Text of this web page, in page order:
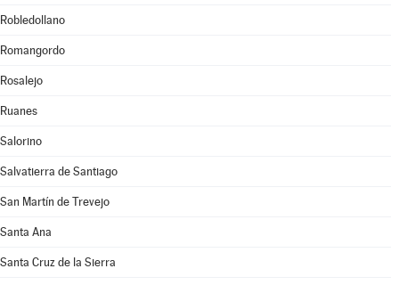
Robledollano
Romangordo
Rosalejo
Ruanes
Salorino
Salvatierra de Santiago
San Martín de Trevejo
Santa Ana
Santa Cruz de la Sierra